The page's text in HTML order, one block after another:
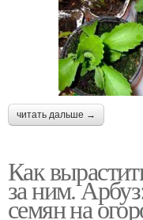
читать дальше →
Как
за ним.
семян на